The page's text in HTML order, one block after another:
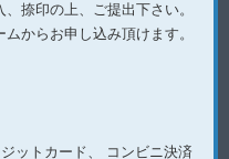
捺印の上、ご提出下さい。
からお申し込み頂けます。
ットカード、 コンビニ決済